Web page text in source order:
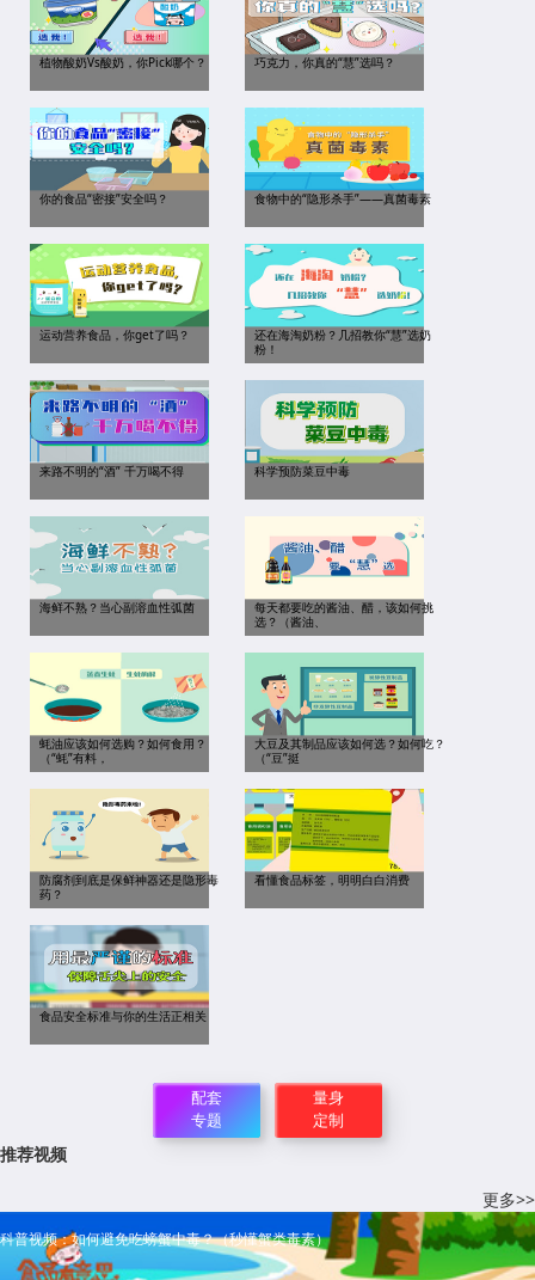
植物酸奶Vs酸奶，你Pick哪个？ 巧克力，你真的“慧”选吗？
你的食品“密接”安全吗？ 食物中的“隐形杀手”——真菌毒素
运动营养食品，你get了吗？
还在海淘奶粉？几招教你“慧”选奶
粉！
来路不明的“酒” 千万喝不得 科学预防菜豆中毒
海鲜不熟？当心副溶血性弧菌
每天都要吃的酱油、醋，该如何挑
选？（酱油、
蚝油应该如何选购？如何食用？
（“蚝”有料，
大豆及其制品应该如何选？如何吃？
（“豆”挺
防腐剂到底是保鲜神器还是隐形毒
药？
看懂食品标签，明明白白消费
食品安全标准与你的生活正相关
配套
专题
量身
定制
推荐视频
更多>>
科普视频：如何避免吃螃蟹中毒？（秒懂蟹类毒素）